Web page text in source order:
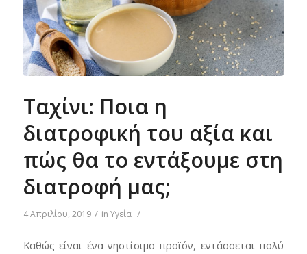
Ταχίνι: Ποια η
διατροφική του αξία και
πώς θα το εντάξουμε στη
διατροφή μας;
4 Απριλίου, 2019 / in Υγεία /
Καθώς είναι ένα νηστίσιμο προϊόν, εντάσσεται πολύ